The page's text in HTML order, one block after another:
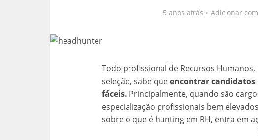
5 anos atrás Adicionar
Todo profissional de Recursos
seleção, sabe queencontrar candidatos
fáceis. Principalmente, quando são
especialização profissionais bem
sobre o que é hunting em RH, entra em